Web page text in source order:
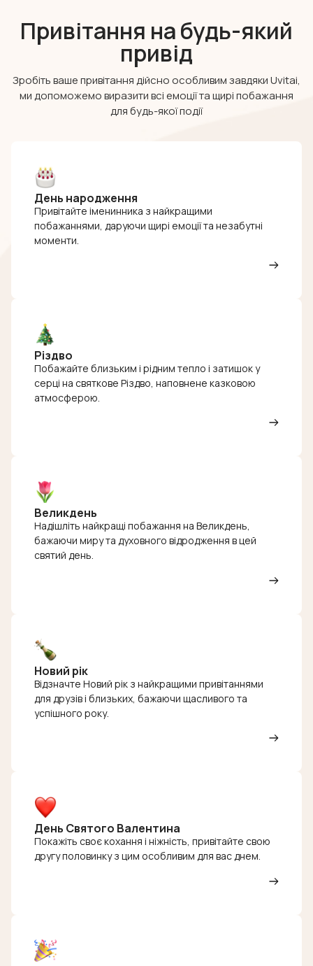
Привітання на будь-який
привід
Зробіть ваше привітання дійсно особливим завдяки Uvitai,
ми допоможемо виразити всі емоції та щирі побажання
для будь-якої події
День народження
Привітайте іменинника з найкращими
побажаннями, даруючи щирі емоції та незабутні
моменти.
Різдво
Побажайте близьким і рідним тепло і затишок у
серці на святкове Різдво, наповнене казковою
атмосферою.
Великдень
Надішліть найкращі побажання на Великдень,
бажаючи миру та духовного відродження в цей
святий день.
Новий рік
Відзначте Новий рік з найкращими привітаннями
для друзів і близьких, бажаючи щасливого та
успішного року.
День Святого Валентина
Покажіть своє кохання і ніжність, привітайте свою
другу половинку з цим особливим для вас днем.